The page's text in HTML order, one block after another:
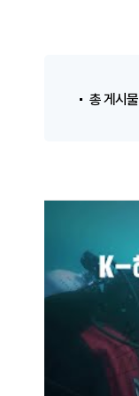
총 게시물